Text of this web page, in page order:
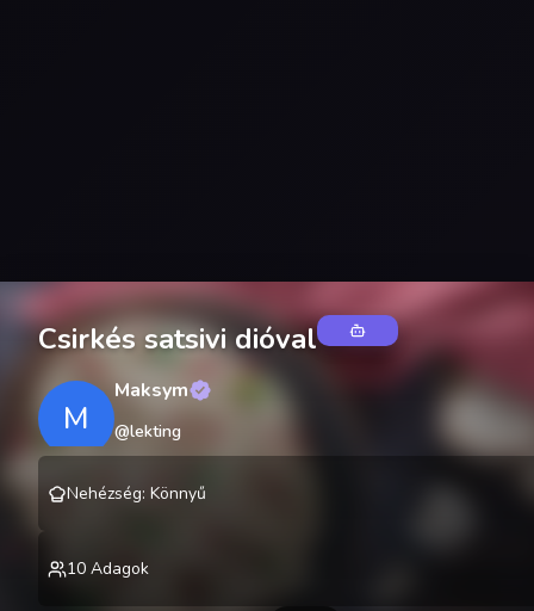
Csirkés satsivi dióval
M
Maksym
@lekting
Nehézség: Könnyű
10 Adagok